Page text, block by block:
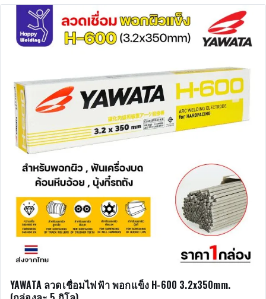
YAWATA ลวดเชื่อมไฟฟ้า พอกแข็ง H-600 3.2x350mm.